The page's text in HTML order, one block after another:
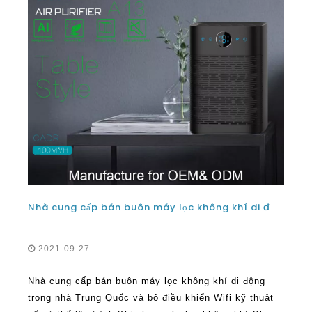
Nhà cung cấp bán buôn máy lọc không khí di động trong nhà Trung Quốc và bộ điều khiển Wifi kỹ thuật số có thể lập trình
2021-09-27
Nhà cung cấp bán buôn máy lọc không khí di động
trong nhà Trung Quốc và bộ điều khiển Wifi kỹ thuật